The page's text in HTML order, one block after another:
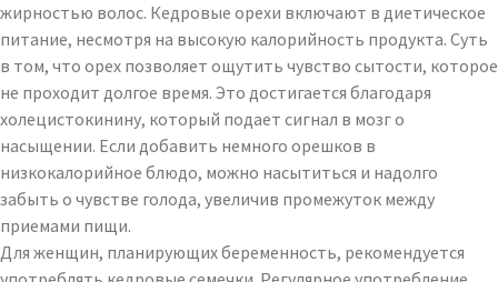
жирностью волос. Кедровые орехи включают в диетическое
питание, несмотря на высокую калорийность продукта. Суть
в том, что орех позволяет ощутить чувство сытости, которое
не проходит долгое время. Это достигается благодаря
холецистокинину, который подает сигнал в мозг о
насыщении. Если добавить немного орешков в
низкокалорийное блюдо, можно насытиться и надолго
забыть о чувстве голода, увеличив промежуток между
приемами пищи.
Для женщин, планирующих беременность, рекомендуется